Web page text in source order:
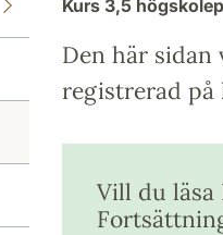
Kurs 3,5
Den här sidan
registrerad på
Vill du